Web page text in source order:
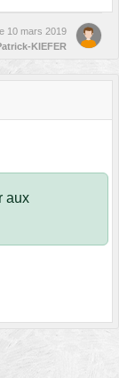
10 mars 2019
KIEFER
aux